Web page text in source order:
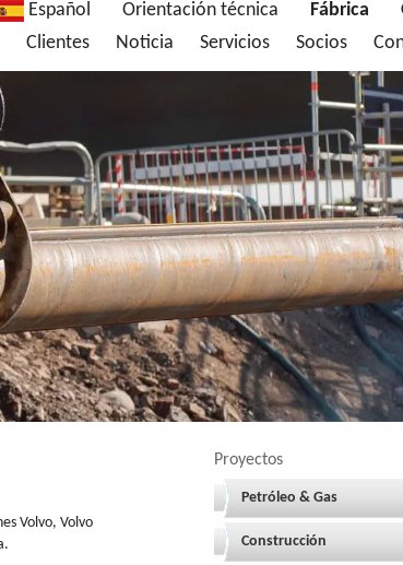
Español Orientación técnica Fábrica
Clientes Noticia Servicios Socios
Proyectos
Petróleo & Gas
Construcción
Volvo, Volvo